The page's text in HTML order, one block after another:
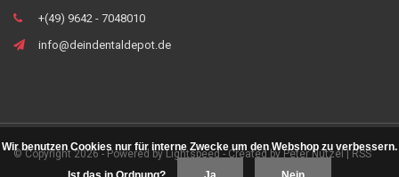
+(49) 9642 - 7048010
info@deindentaldepot.de
© Copyright 2026 - Powered byLightspeed- Created byPeter Nützel|RSS
Wir benutzen Cookies nur für interne Zwecke um den Webshop zu verbessern.